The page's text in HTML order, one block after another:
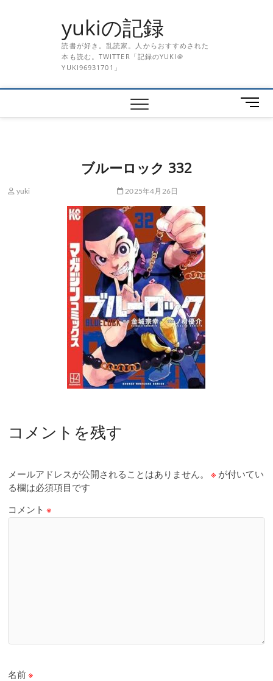
yukiの記録
読書が好き。乱読家。人からおすすめされた
本も読む。TWITTER「記録のYUKI＠
YUKI96931701」
メ
ニ
ブルーロック 332
yuki 2025年4月26日
コメントを残す
メールアドレスが公開されることはありません。 ※ が付いてい
る欄は必須項目です
コメント※
名前※